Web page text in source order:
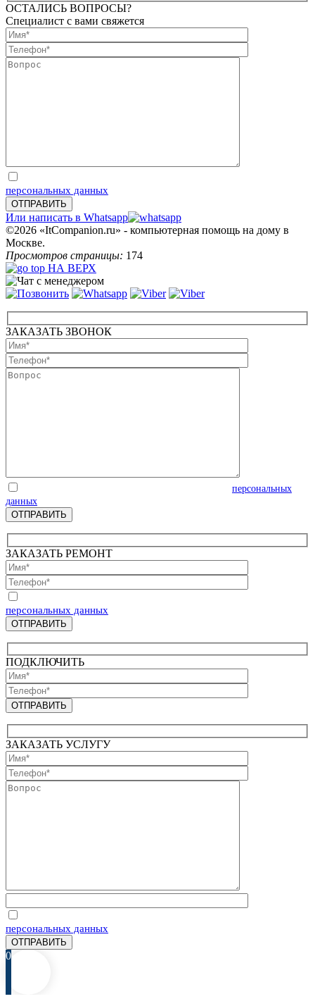
ОСТАЛИСЬ ВОПРОСЫ?
Специалист с вами свяжется
персональных данных
Или написать в Whatsapp
©2026 «ItCompanion.ru» - компьютерная помощь на дому в
Москве.
Просмотров страницы: 174
НА ВЕРХ
ЗАКАЗАТЬ ЗВОНОК
персональных
данных
ЗАКАЗАТЬ РЕМОНТ
персональных данных
ПОДКЛЮЧИТЬ
ЗАКАЗАТЬ УСЛУГУ
персональных данных
0